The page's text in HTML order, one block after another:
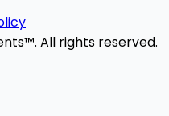
All rights reserved.